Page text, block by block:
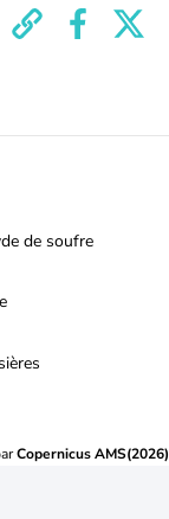
de soufre
Copernicus AMS(2026)